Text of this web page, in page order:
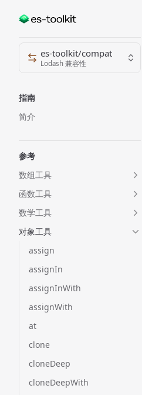
Skip to content
Sidebar Navigation
es-toolkit/compat
Lodash 兼容性
指南
简介
参考
数组工具
函数工具
数学工具
对象工具
assign
assignIn
assignInWith
assignWith
at
clone
cloneDeep
cloneDeepWith